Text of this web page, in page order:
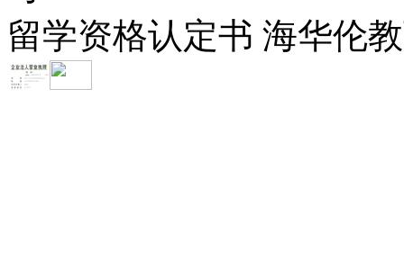
留学资格认定书 海华伦